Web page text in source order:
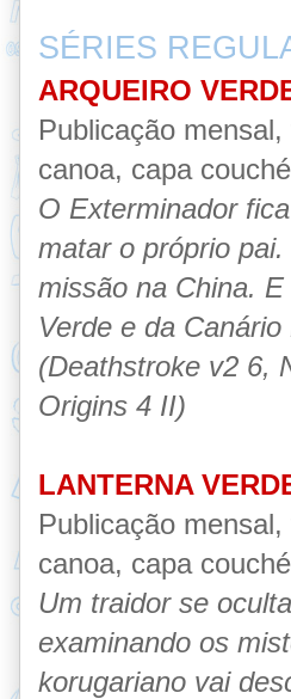
SÉRIES
ARQUEIRO
Publicação
canoa, capa
O Exterminador
matar o próprio
missão na China.
Verde e da Canário
(Deathstroke v2 6,
Origins 4 II)
LANTERNA
Publicação
canoa, capa
Um traidor se
examinando os
korugariano vai